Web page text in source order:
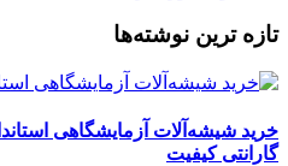
تازه ترین نوشته‌ها
گارانتی کیفیت